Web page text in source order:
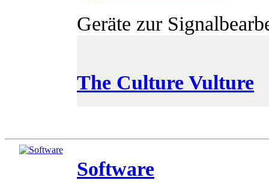
Geräte zur
The Culture Vulture
Software